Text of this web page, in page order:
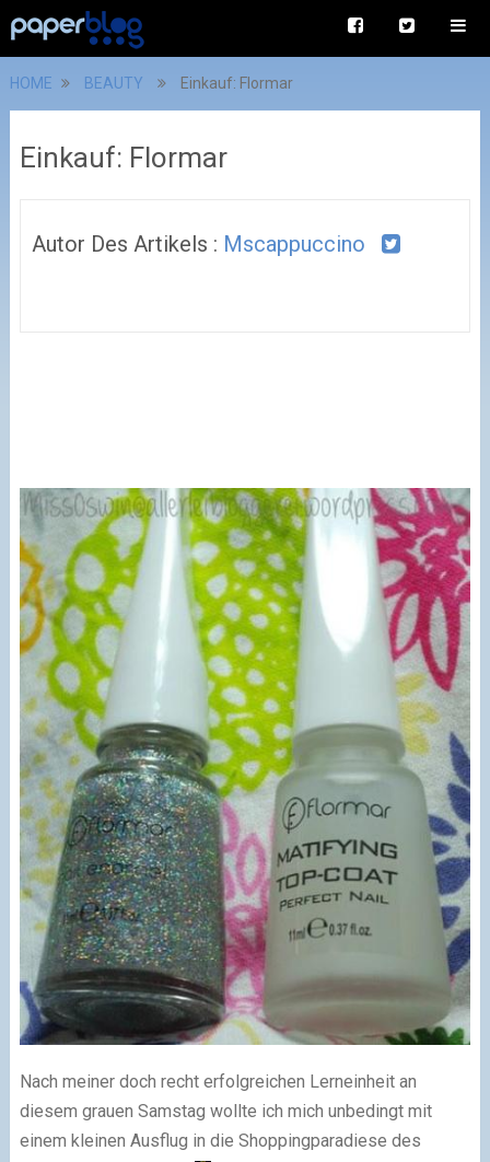
HOME BEAUTY Einkauf: Flormar
Einkauf: Flormar
Autor Des Artikels : Mscappuccino
Nach meiner doch recht erfolgreichen Lerneinheit an
diesem grauen Samstag wollte ich mich unbedingt mit
einem kleinen Ausflug in die Shoppingparadiese des